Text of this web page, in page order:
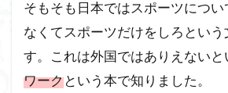
そもそも日本ではスポーツにつ
なくてスポーツだけをしろという
す。これは外国ではありえないと
ワークという本で知りました。